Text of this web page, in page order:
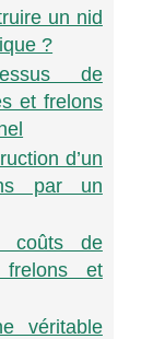
un nid
?
de
et frelons
d’un
par un
coûts de
et
véritable